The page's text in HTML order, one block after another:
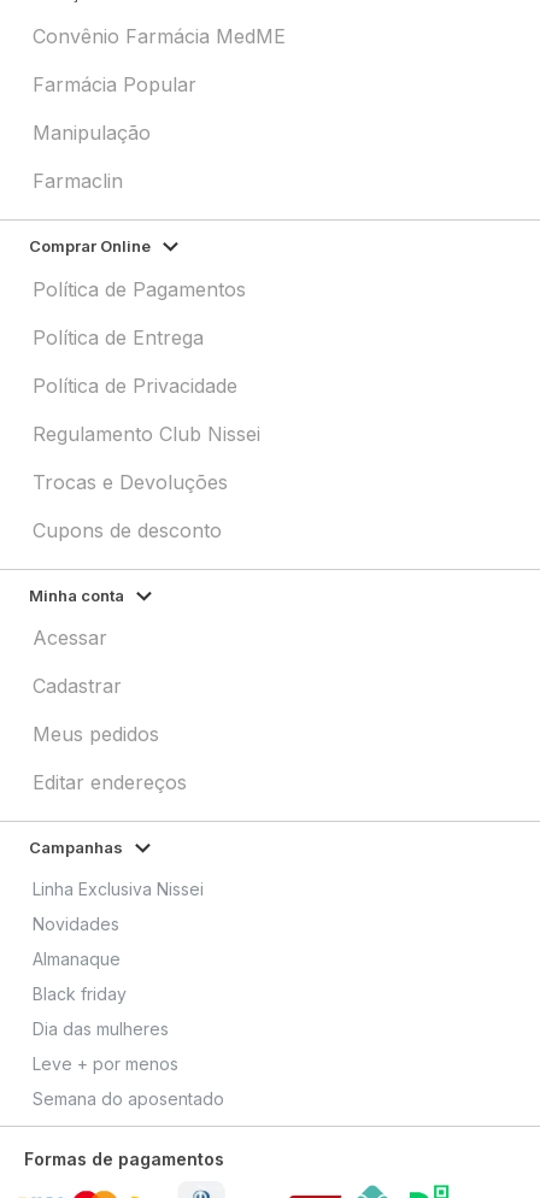
Convênio Farmácia MedME
Farmácia Popular
Manipulação
Farmaclin
Comprar Online
Política de Pagamentos
Política de Entrega
Política de Privacidade
Regulamento Club Nissei
Trocas e Devoluções
Cupons de desconto
Minha conta
Acessar
Cadastrar
Meus pedidos
Editar endereços
Campanhas
Linha Exclusiva Nissei
Novidades
Almanaque
Black friday
Dia das mulheres
Leve + por menos
Semana do aposentado
Formas de pagamentos